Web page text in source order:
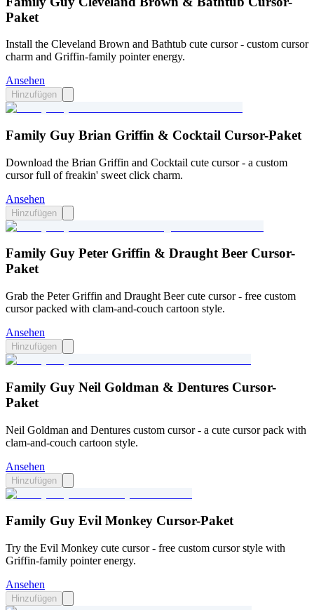
Paket
Install the Cleveland Brown and Bathtub cute cursor - custom cursor
charm and Griffin-family pointer energy.
Ansehen
Hinzufügen
Family Guy Brian Griffin & Cocktail Cursor-Paket
Download the Brian Griffin and Cocktail cute cursor - a custom
cursor full of freakin' sweet click charm.
Ansehen
Hinzufügen
Family Guy Peter Griffin & Draught Beer Cursor-
Paket
Grab the Peter Griffin and Draught Beer cute cursor - free custom
cursor packed with clam-and-couch cartoon style.
Ansehen
Hinzufügen
Family Guy Neil Goldman & Dentures Cursor-
Paket
Neil Goldman and Dentures custom cursor - a cute cursor pack with
clam-and-couch cartoon style.
Ansehen
Hinzufügen
Family Guy Evil Monkey Cursor-Paket
Try the Evil Monkey cute cursor - free custom cursor style with
Griffin-family pointer energy.
Ansehen
Hinzufügen